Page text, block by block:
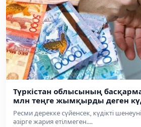
Түркістан облысының
млн теңге жымқырды деген
Ресми дерекке сүйенсек, күдікті
әзірге жария етілмеген....